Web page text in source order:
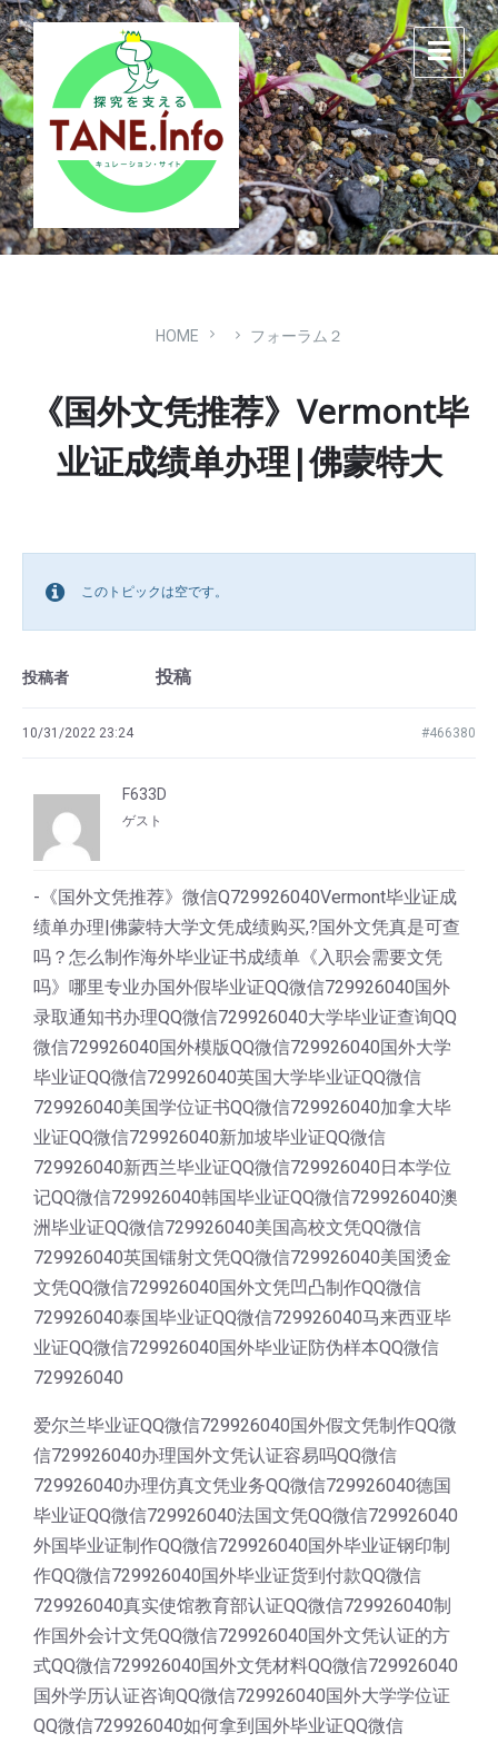
Skip
to
content
Skip
to
main
navigation
Skip
to
footer
HOME フォーラム２
《国外文凭推荐》Vermont毕
业证成绩单办理|佛蒙特大
このトピックは空です。
投稿者 投稿
10/31/2022 23:24 #466380
F633D
ゲスト
-《国外文凭推荐》微信Q729926040Vermont毕业证成
绩单办理|佛蒙特大学文凭成绩购买,?国外文凭真是可查
吗？怎么制作海外毕业证书成绩单《入职会需要文凭
吗》哪里专业办国外假毕业证QQ微信729926040国外
录取通知书办理QQ微信729926040大学毕业证查询QQ
微信729926040国外模版QQ微信729926040国外大学
毕业证QQ微信729926040英国大学毕业证QQ微信
729926040美国学位证书QQ微信729926040加拿大毕
业证QQ微信729926040新加坡毕业证QQ微信
729926040新西兰毕业证QQ微信729926040日本学位
记QQ微信729926040韩国毕业证QQ微信729926040澳
洲毕业证QQ微信729926040美国高校文凭QQ微信
729926040英国镭射文凭QQ微信729926040美国烫金
文凭QQ微信729926040国外文凭凹凸制作QQ微信
729926040泰国毕业证QQ微信729926040马来西亚毕
业证QQ微信729926040国外毕业证防伪样本QQ微信
729926040
爱尔兰毕业证QQ微信729926040国外假文凭制作QQ微
信729926040办理国外文凭认证容易吗QQ微信
729926040办理仿真文凭业务QQ微信729926040德国
毕业证QQ微信729926040法国文凭QQ微信729926040
外国毕业证制作QQ微信729926040国外毕业证钢印制
作QQ微信729926040国外毕业证货到付款QQ微信
729926040真实使馆教育部认证QQ微信729926040制
作国外会计文凭QQ微信729926040国外文凭认证的方
式QQ微信729926040国外文凭材料QQ微信729926040
国外学历认证咨询QQ微信729926040国外大学学位证
QQ微信729926040如何拿到国外毕业证QQ微信